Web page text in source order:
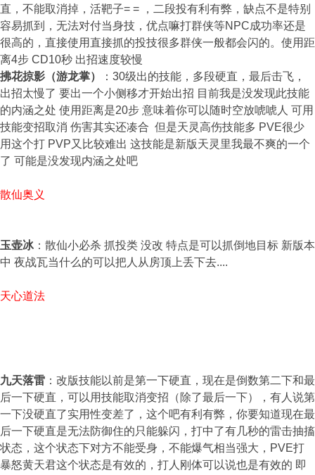
直，不能取消掉，活靶子= = ，二段投有利有弊，缺点不是特别
容易抓到，无法对付当身技，优点嘛打群侠等NPC成功率还是
很高的，直接使用直接抓的投技很多群侠一般都会闪的。使用距
离4步 CD10秒 出招速度较慢
拂花掠影（游龙掌）
：30级出的技能，多段硬直，最后击飞，
出招太慢了 要出一个小侧移才开始出招 目前我是没发现此技能
的内涵之处 使用距离是20步 意味着你可以随时空放唬唬人 可用
技能变招取消 伤害其实还凑合 但是天灵高伤技能多 PVE很少
用这个打 PVP又比较难出 这技能是新版天灵里我最不爽的一个
了 可能是没发现内涵之处吧
散仙奥义
玉壶冰 ：散仙小必杀 抓投类 没改 特点是可以抓倒地目标 新版本
中 夜战瓦当什么的可以把人从房顶上丢下去....
天心道法
九天落雷 ：改版技能以前是第一下硬直，现在是倒数第二下和最
后一下硬直，可以用技能取消变招（除了最后一下），有人说第
一下没硬直了实用性变差了，这个吧有利有弊，你要知道现在最
后一下硬直是无法防御住的只能躲闪，打中了有几秒的雷击抽搐
状态，这个状态下对方不能受身，不能爆气相当强大，PVE打
暴怒黄天君这个状态是有效的，打人刚体可以说也是有效的 即